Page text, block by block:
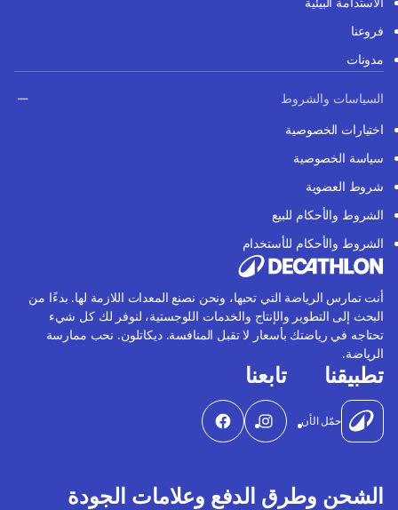
فروعنا
مدونات
السياسات والشروط
اختيارات الخصوصية
سياسة الخصوصية
شروط العضوية
الشروط والأحكام للبيع
الشروط والأحكام للأستخدام
أنت تمارس الرياضة التي تحبها، ونحن نصنع المعدات اللازمة لها. بدءًا من
البحث إلى التطوير والإنتاج والخدمات اللوجستية، لنوفر لك كل شيء
تحتاجه في رياضتك بأسعار لا تقبل المنافسة. ديكاتلون. نحب ممارسة
الرياضة.
تطبيقنا
حمّل الأن
تابعنا
الشحن وطرق الدفع وعلامات الجودة